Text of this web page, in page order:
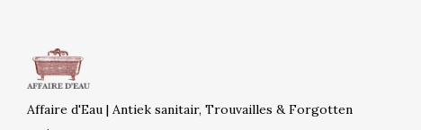
Affaire d'Eau | Antiek sanitair, Trouvailles & Forgotten